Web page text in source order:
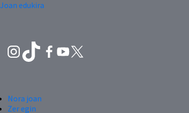
Joan edukira
Nora joan
Zer egin